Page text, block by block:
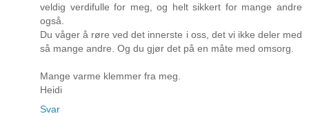
veldig verdifulle for meg, og helt sikkert for mange andre
også.
Du våger å røre ved det innerste i oss, det vi ikke deler med
så mange andre. Og du gjør det på en måte med omsorg.
Mange varme klemmer fra meg.
Heidi
Svar